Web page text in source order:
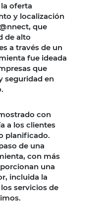
oferta
y localización
que
de alto
a través de un
fue ideada
que
seguridad en
con
a los clientes
planificado.
de una
con más
una
incluida la
servicios de